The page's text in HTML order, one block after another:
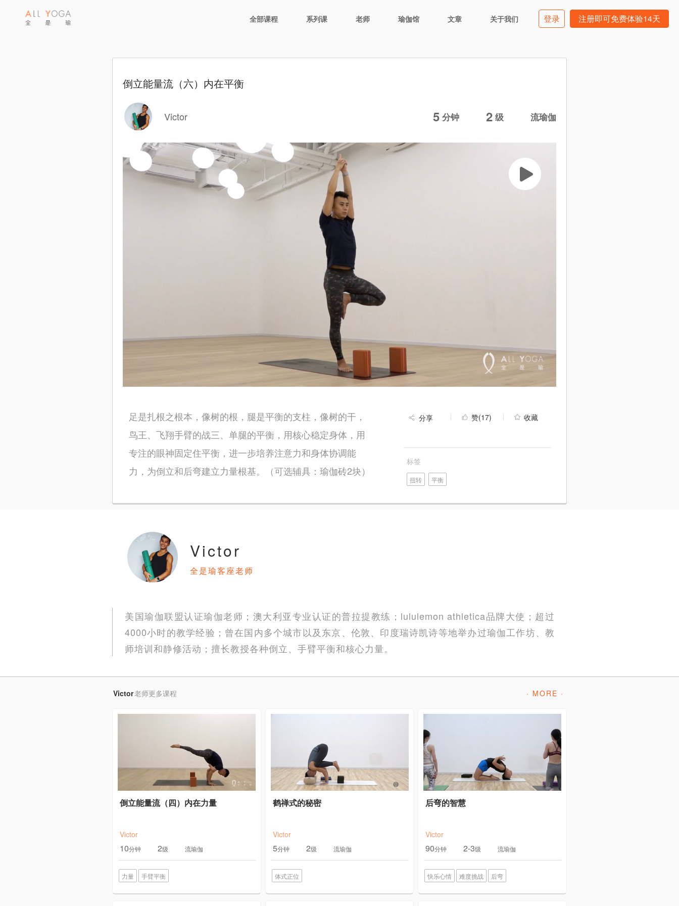
全部课程 系列课 老师 瑜伽馆 文章 关于我们 登录 注册即可免费体验14天
倒立能量流（六）内在平衡
Victor 5 分钟 2 级 流瑜伽
足是扎根之根本，像树的根，腿是平衡的支柱，像树的干，
鸟王、飞翔手臂的战三、单腿的平衡，用核心稳定身体，用
专注的眼神固定住平衡，进一步培养注意力和身体协调能
力，为倒立和后弯建立力量根基。（可选辅具：瑜伽砖2块）
分享 赞(17) 收藏
标签
扭转 平衡
Victor
全是瑜客座老师
美国瑜伽联盟认证瑜伽老师；澳大利亚专业认证的普拉提教练；lululemon athletica品牌大使；超过
4000小时的教学经验；曾在国内多个城市以及东京、伦敦、印度瑞诗凯诗等地举办过瑜伽工作坊、教
师培训和静修活动；擅长教授各种倒立、手臂平衡和核心力量。
Victor老师更多课程 · MORE ·
倒立能量流（四）内在力量
Victor
10分钟 2级 流瑜伽
力量 手臂平衡
鹤禅式的秘密
Victor
5分钟 2级 流瑜伽
体式正位
后弯的智慧
Victor
90分钟 2-3级 流瑜伽
快乐心情 难度挑战 后弯